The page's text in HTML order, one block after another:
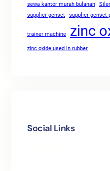
sewa kantor murah bulanan
supplier genset
supplier genset
trainer machine zinc
zinc oxide used in rubber
Social Links